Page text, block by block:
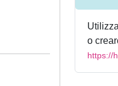
o
https://